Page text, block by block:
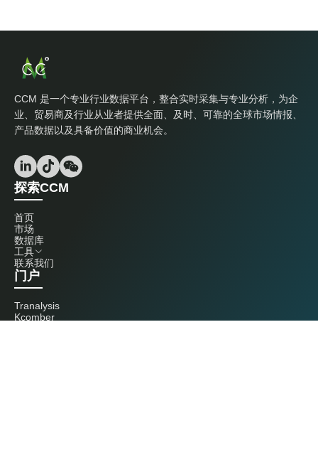
CCM 是一个专业行业数据平台，整合实时采集与专业分析，为企
业、贸易商及行业从业者提供全面、及时、可靠的全球市场情报、
产品数据以及具备价值的商业机会。
探索CCM
首页
市场
数据库
工具
联系我们
门户
Tranalysis
Kcomber